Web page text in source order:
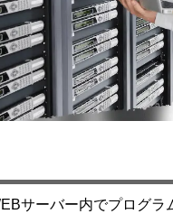
サーバー内でプログラ